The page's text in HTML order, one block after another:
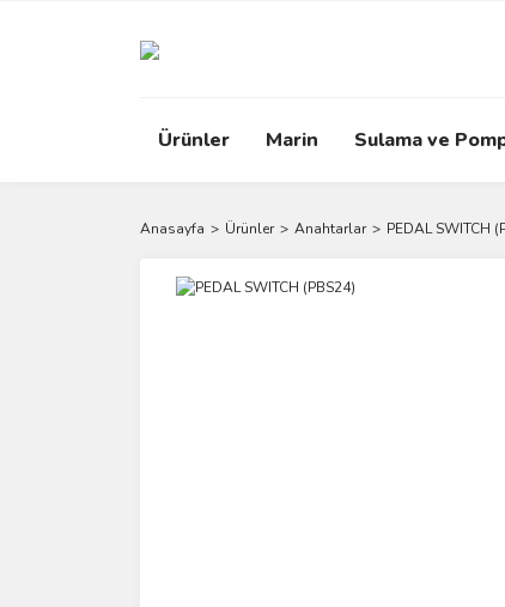
Ürünler Marin Sulama ve
Anasayfa Ürünler Anahtarlar PEDAL SWITCH